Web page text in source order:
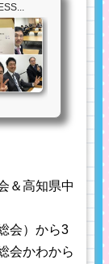
＆高知県中
会）から3
会かわから